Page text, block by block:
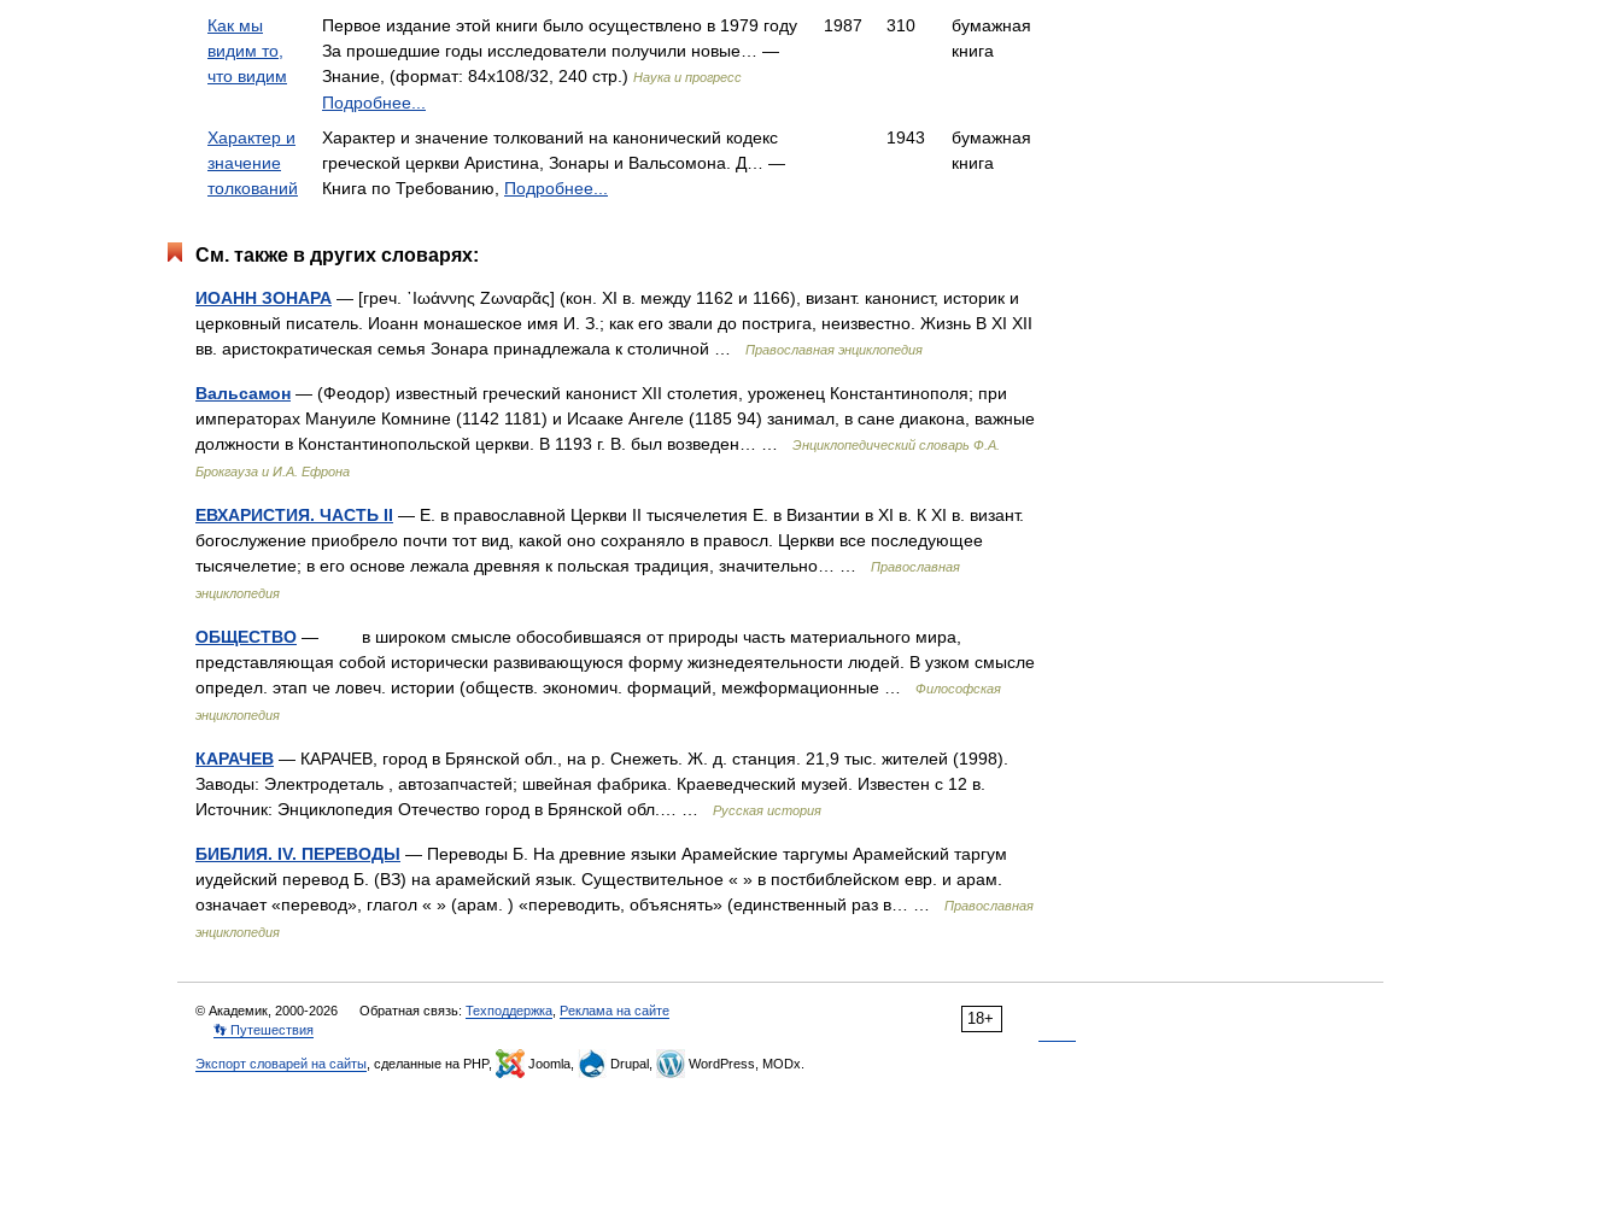
Как мы
видим то,
что видим
Первое издание этой книги было осуществлено в 1979 году
За прошедшие годы исследователи получили новые… —
Знание, (формат: 84x108/32, 240 стр.) Наука и прогресс
Подробнее...
1987 310
бумажная
книга
Характер и
значение
толкований
Характер и значение толкований на канонический кодекс
греческой церкви Аристина, Зонары и Вальсомона. Д… —
Книга по Требованию, Подробнее...
1943
бумажная
книга
См. также в других словарях:
ИОАНН ЗОНАРА — [греч. ᾿Ιωάννης Ζωναρᾶς] (кон. XI в. между 1162 и 1166), визант. канонист, историк и
церковный писатель. Иоанн монашеское имя И. З.; как его звали до пострига, неизвестно. Жизнь В XI XII
вв. аристократическая семья Зонара принадлежала к столичной …
Православная энциклопедия
Вальсамон — (Феодор) известный греческий канонист XII столетия, уроженец Константинополя; при
императорах Мануиле Комнине (1142 1181) и Исааке Ангеле (1185 94) занимал, в сане диакона, важные
должности в Константинопольской церкви. В 1193 г. В. был возведен… …
Энциклопедический словарь Ф.А.
Брокгауза и И.А. Ефрона
ЕВХАРИСТИЯ. ЧАСТЬ II — Е. в православной Церкви II тысячелетия Е. в Византии в XI в. К XI в. визант.
богослужение приобрело почти тот вид, какой оно сохраняло в правосл. Церкви все последующее
тысячелетие; в его основе лежала древняя к польская традиция, значительно… …
Православная
энциклопедия
ОБЩЕСТВО — в широком смысле обособившаяся от природы часть материального мира,
представляющая собой исторически развивающуюся форму жизнедеятельности людей. В узком смысле
определ. этап че ловеч. истории (обществ. экономич. формаций, межформационные …
Философская
энциклопедия
КАРАЧЕВ — КАРАЧЕВ, город в Брянской обл., на р. Снежеть. Ж. д. станция. 21,9 тыс. жителей (1998).
Заводы: Электродеталь , автозапчастей; швейная фабрика. Краеведческий музей. Известен с 12 в.
Источник: Энциклопедия Отечество город в Брянской обл.… …
Русская история
БИБЛИЯ. IV. ПЕРЕВОДЫ — Переводы Б. На древние языки Арамейские таргумы Арамейский таргум
иудейский перевод Б. (ВЗ) на арамейский язык. Существительное « » в постбиблейском евр. и арам.
означает «перевод», глагол « » (арам. ) «переводить, объяснять» (единственный раз в… …
Православная
энциклопедия
18+
© Академик, 2000-2026 Обратная связь: Техподдержка Реклама на сайте
👣 Путешествия
Экспорт словарей на сайты , сделанные на PHP, Joomla, Drupal, WordPress, MODx.